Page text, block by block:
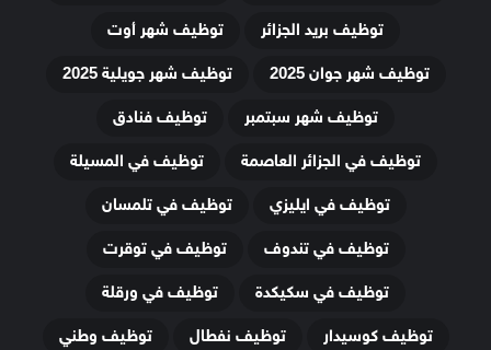
توظيف بريد الجزائر
توظيف شهر أوت
توظيف شهر جوان 2025
توظيف شهر جويلية 2025
توظيف شهر سبتمبر
توظيف فنادق
توظيف في الجزائر العاصمة
توظيف في المسيلة
توظيف في ايليزي
توظيف في تلمسان
توظيف في تندوف
توظيف في توقرت
توظيف في سكيكدة
توظيف في ورقلة
توظيف كوسيدار
توظيف نفطال
توظيف وطني